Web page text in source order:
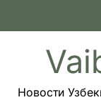
Новости